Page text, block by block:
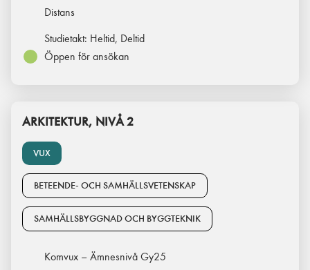
Distans
Studietakt: Heltid, Deltid
Öppen för ansökan
VUX
ARKITEKTUR, NIVÅ 2
BETEENDE- OCH SAMHÄLLSVETENSKAP
SAMHÄLLSBYGGNAD OCH BYGGTEKNIK
Komvux – Ämnesnivå Gy25